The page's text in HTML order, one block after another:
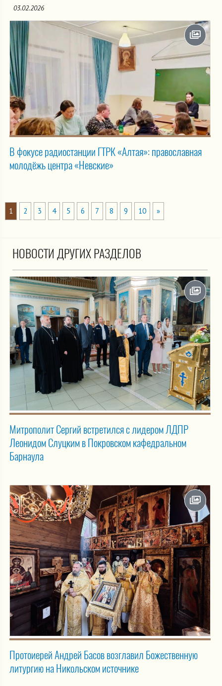
03.02.2026
В фокусе радиостанции ГТРК «Алтая»: православная
молодёжь центра «Невские»
1 2 3 4 5 6 7 8 9 10 »
НОВОСТИ ДРУГИХ РАЗДЕЛОВ
Митрополит Сергий встретился с лидером ЛДПР
Леонидом Слуцким в Покровском кафедральном
Барнаула
Протоиерей Андрей Басов возглавил Божественную
литургию на Никольском источнике